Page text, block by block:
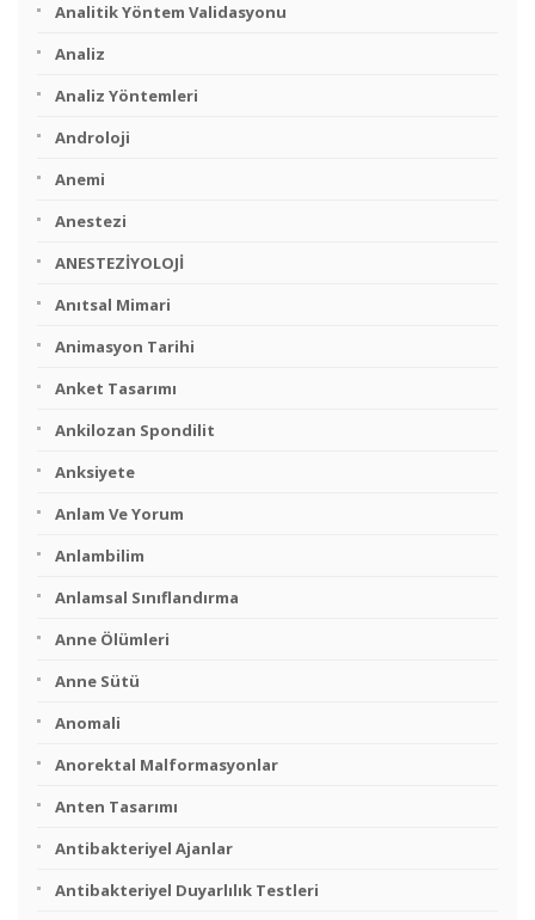
Analitik Yöntem Validasyonu
Analiz
Analiz Yöntemleri
Androloji
Anemi
Anestezi
ANESTEZİYOLOJİ
Anıtsal Mimari
Animasyon Tarihi
Anket Tasarımı
Ankilozan Spondilit
Anksiyete
Anlam Ve Yorum
Anlambilim
Anlamsal Sınıflandırma
Anne Ölümleri
Anne Sütü
Anomali
Anorektal Malformasyonlar
Anten Tasarımı
Antibakteriyel Ajanlar
Antibakteriyel Duyarlılık Testleri